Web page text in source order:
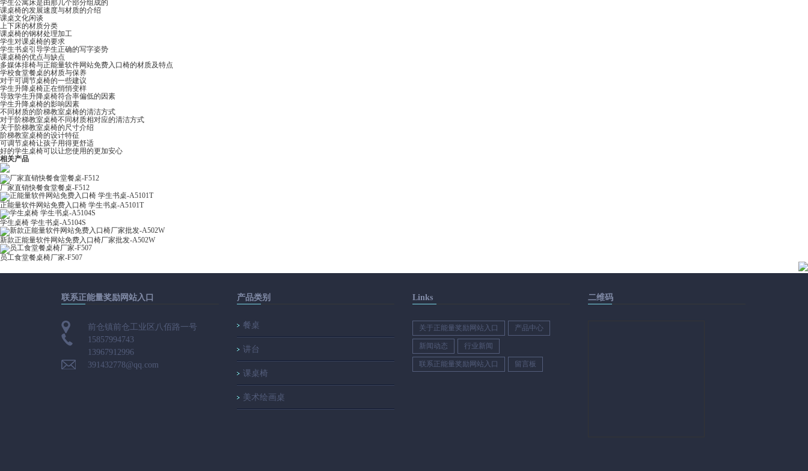
学生公寓床是由那几个部分组成的
课桌椅的发展速度与材质的介绍
课桌文化闲谈
上下床的材质分类
课桌椅的钢材处理加工
学生对课桌椅的要求
学生书桌引导学生正确的写字姿势
课桌椅的优点与缺点
多媒体排椅与正能量软件网站免费入口椅的材质及特点
学校食堂餐桌的材质与保养
对于可调节桌椅的一些建议
学生升降桌椅正在悄悄变样
导致学生升降桌椅符合率偏低的因素
学生升降桌椅的影响因素
不同材质的阶梯教室桌椅的清洁方式
对于阶梯教室桌椅不同材质相对应的清洁方式
关于阶梯教室桌椅的尺寸介绍
阶梯教室桌椅的设计特征
可调节桌椅让孩子用得更舒适
好的学生桌椅可以让您使用的更加安心
相关产品
厂家直销快餐食堂餐桌-F512
正能量软件网站免费入口椅 学生书桌-A5101T
学生桌椅 学生书桌-A5104S
新款正能量软件网站免费入口椅厂家批发-A502W
员工食堂餐桌椅厂家-F507
联系正能量奖励网站入口
前仓镇前仓工业区八佰路一号
15857994743
13967912996
391432778@qq.com
产品类别
餐桌
讲台
课桌椅
美术绘画桌
Links
关于正能量奖励网站入口 产品中心
新闻动态 行业新闻
联系正能量奖励网站入口 留言板
二维码